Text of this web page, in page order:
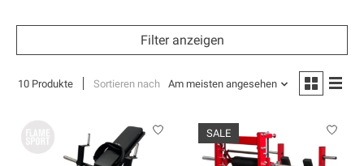
Filter anzeigen
10 Produkte Sortieren nach Am meisten angesehen
SALE